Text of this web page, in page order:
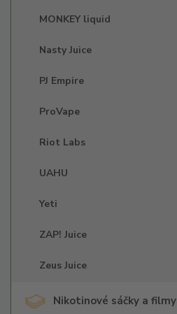
MONKEY liquid
Nasty Juice
PJ Empire
ProVape
Riot Labs
UAHU
Yeti
ZAP! Juice
Zeus Juice
Nikotinové sáčky a filmy